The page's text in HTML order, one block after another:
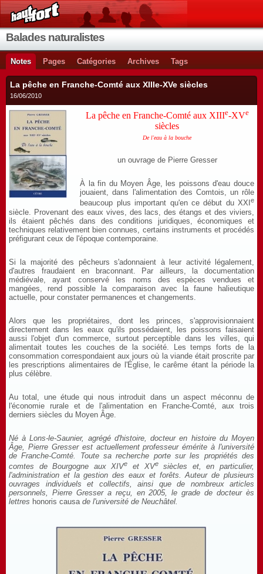
Balades naturalistes
Notes Pages Catégories Archives Tags
La pêche en Franche-Comté aux XIIIe-XVe siècles
16/06/2010
La pêche en Franche-Comté aux XIIIe-XVe
siècles
De l'eau à la bouche
un ouvrage de Pierre Gresser
À la fin du Moyen Âge, les poissons d'eau douce
jouaient, dans l'alimentation des Comtois, un rôle
beaucoup plus important qu'en ce début du XXI e
siècle. Provenant des eaux vives, des lacs, des étangs et des viviers,
ils étaient pêchés dans des conditions juridiques, économiques et
techniques relativement bien connues, certains instruments et procédés
préfigurant ceux de l'époque contemporaine.
Si la majorité des pêcheurs s'adonnaient à leur activité légalement,
d'autres fraudaient en braconnant. Par ailleurs, la documentation
médiévale, ayant conservé les noms des espèces vendues et
mangées, rend possible la comparaison avec la faune halieutique
actuelle, pour constater permanences et changements.
Alors que les propriétaires, dont les princes, s'approvisionnaient
directement dans les eaux qu'ils possédaient, les poissons faisaient
aussi l'objet d'un commerce, surtout perceptible dans les villes, qui
alimentait toutes les couches de la société. Les temps forts de la
consommation correspondaient aux jours où la viande était proscrite par
les prescriptions alimentaires de l'Église, le carême étant la période la
plus célèbre.
Au total, une étude qui nous introduit dans un aspect méconnu de
l'économie rurale et de l'alimentation en Franche-Comté, aux trois
derniers siècles du Moyen Âge.
Né à Lons-le-Saunier, agrégé d'histoire, docteur en histoire du Moyen
Âge, Pierre Gresser est actuellement professeur émérite à l'université
de Franche-Comté. Toute sa recherche porte sur les propriétés des
comtes de Bourgogne aux XIVe et XVesiècles et, en particulier,
l'administration et la gestion des eaux et forêts. Auteur de plusieurs
ouvrages individuels et collectifs, ainsi que de nombreux articles
personnels, Pierre Gresser a reçu, en 2005, le grade de docteur ès
lettres honoris causa de l'université de Neuchâtel.